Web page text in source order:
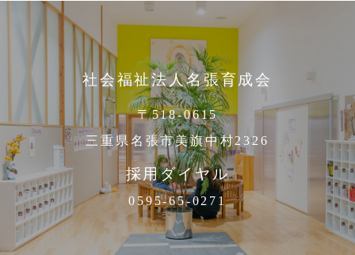
社会福祉法人名張育成会
〒518-0615
三重県名張市美旗中村2326
採用ダイヤル
0595-65-0271